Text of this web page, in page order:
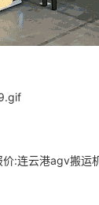
:连云港agv搬运